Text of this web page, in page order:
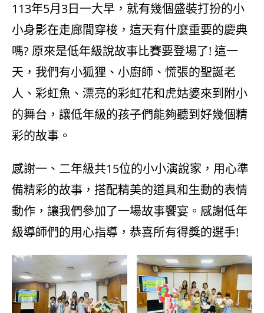
113年5月3日一大早，就有幾個盛裝打扮的小
小身影在走廊間穿梭，這天有什麼重要的慶典
嗎? 原來是低年級說故事比賽要登場了! 這一
天，我們有小狐狸、小廚師、慌張的聖誕老
人、彩虹魚、漂亮的彩虹花和虎姑婆來到附小
的舞台，讓低年級的孩子們能夠聽到好幾個精
彩的故事。
感謝一、二年級共15位的小小演說家，用心準
備精彩的故事，搭配精美的道具和生動的表情
動作，讓我們參加了一場故事饗宴。感謝低年
級導師們的用心指導，恭喜所有得獎的選手!